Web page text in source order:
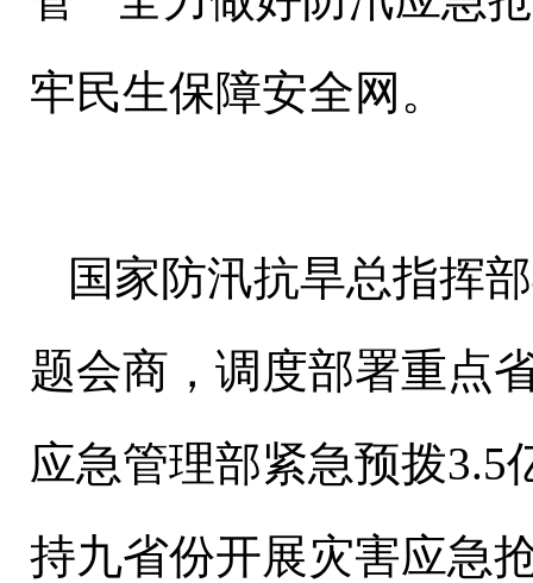
牢民生保障安全网
国家防汛抗旱总指挥
题会商，调度部署重点
应急管理部紧急预拨3.5
持九省份开展灾害应急